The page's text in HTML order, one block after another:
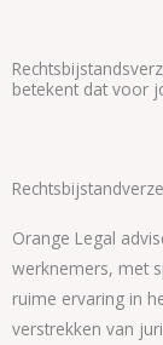
betekent dat voor
Orange Legal
werknemers, met
ruime ervaring in
verstrekken van